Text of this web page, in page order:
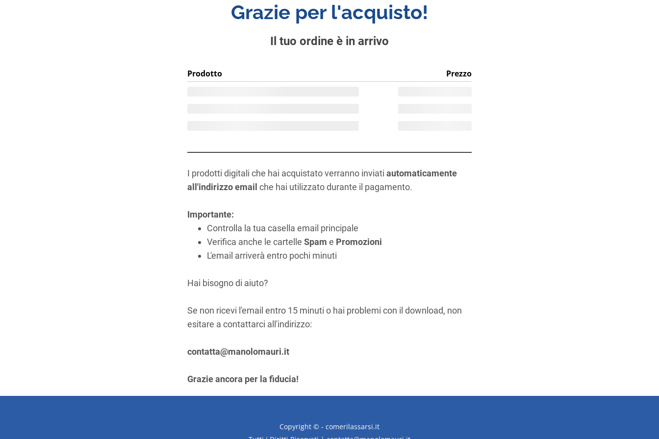
Grazie per l'acquisto!
Il tuo ordine è in arrivo
Prodotto Prezzo
I prodotti digitali che hai acquistato verranno inviati automaticamente
all'indirizzo email che hai utilizzato durante il pagamento.
Importante:
Controlla la tua casella email principale
Verifica anche le cartelle Spam e Promozioni
L'email arriverà entro pochi minuti
Hai bisogno di aiuto?
Se non ricevi l'email entro 15 minuti o hai problemi con il download, non
esitare a contattarci all'indirizzo:
contatta@manolomauri.it
Grazie ancora per la fiducia!
Copyright © - comerilassarsi.it